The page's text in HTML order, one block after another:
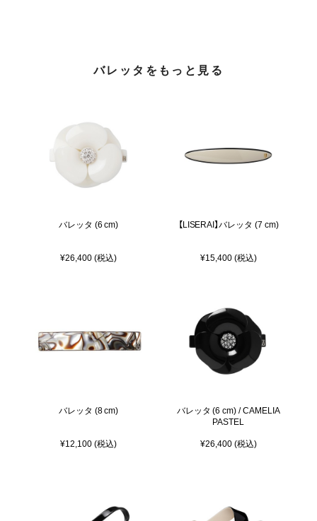
バレッタをもっと見る
バレッタ (6 cm)
¥26,400 (税込)
【LISERAI】バレッタ (7 cm)
¥15,400 (税込)
バレッタ (8 cm)
¥12,100 (税込)
バレッタ (6 cm) / CAMELIA
PASTEL
¥26,400 (税込)